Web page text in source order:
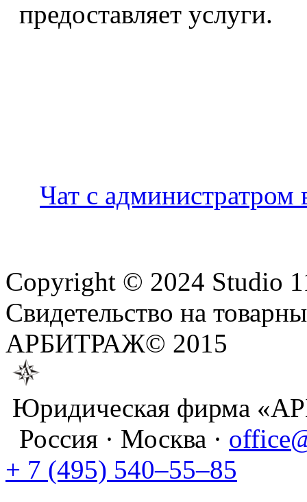
предоставляет услуги.
Чат с администратром
Copyright © 2024 Studio
Свидетельство на
АРБИТРАЖ© 2015
Юридическая фирма
Россия · Москва ·
+ 7 (495) 540–55–85